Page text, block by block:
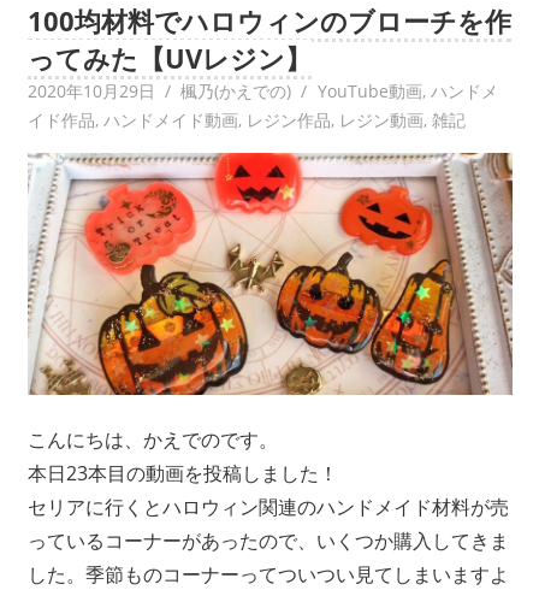
100均材料でハロウィンのブローチを作
ってみた【UVレジン】
2020年10月29日 楓乃(かえでの) YouTube動画, ハンドメ
イド作品, ハンドメイド動画, レジン作品, レジン動画, 雑記
こんにちは、かえでのです。
本日23本目の動画を投稿しました！
セリアに行くとハロウィン関連のハンドメイド材料が売
っているコーナーがあったので、いくつか購入してきま
した。季節ものコーナーってついつい見てしまいますよ